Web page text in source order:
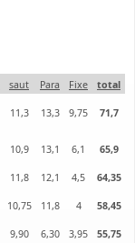
saut Para Fixe total
11,3 13,3 9,75 71,7
10,9 13,1 6,1 65,9
11,8 12,1 4,5 64,35
10,75 11,8 4 58,45
9,90 6,30 3,95 55,75